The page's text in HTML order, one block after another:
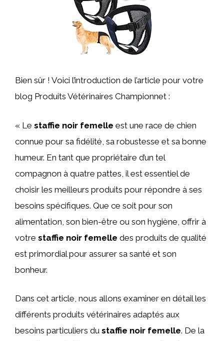
Bien sûr ! Voici l’introduction de l’article pour votre
blog Produits Vétérinaires Championnet :
« Le staffie noir femelle est une race de chien
connue pour sa fidélité, sa robustesse et sa bonne
humeur. En tant que propriétaire d’un tel
compagnon à quatre pattes, il est essentiel de
choisir les meilleurs produits pour répondre à ses
besoins spécifiques. Que ce soit pour son
alimentation, son bien-être ou son hygiène, offrir à
votre staffie noir femelle des produits de qualité
est primordial pour assurer sa santé et son
bonheur.
Dans cet article, nous allons examiner en détail les
différents produits vétérinaires adaptés aux
besoins particuliers du staffie noir femelle. De la